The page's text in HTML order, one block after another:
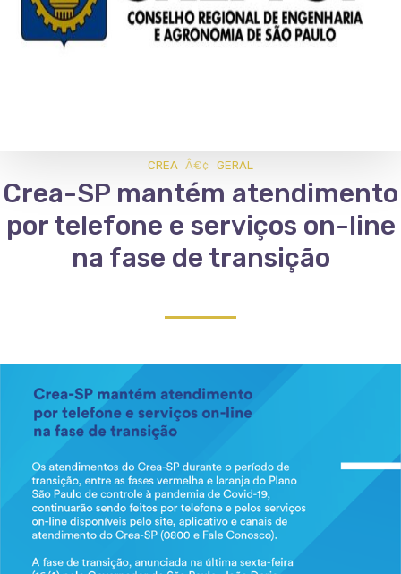
CREA GERAL
Crea-SP mantém atendimento
por telefone e serviços on-line
na fase de transição